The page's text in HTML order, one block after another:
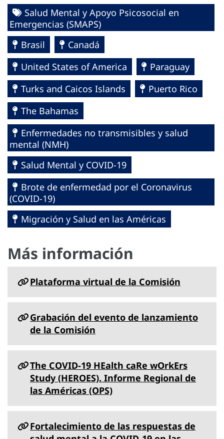
Salud Mental y Apoyo Psicosocial en
Emergencias (SMAPS)
Brasil
Canadá
United States of America
Paraguay
Turks and Caicos Islands
Puerto Rico
The Bahamas
Enfermedades no transmisibles y salud
mental (NMH)
Salud Mental y COVID-19
Brote de enfermedad por el Coronavirus
(COVID-19)
Migración y Salud en las Américas
Más información
Plataforma virtual de la Comisión
Grabación del evento de lanzamiento
de la Comisión
The COVID-19 HEalth caRe wOrkErs
Study (HEROES). Informe Regional de
las Américas (OPS)
Fortalecimiento de las respuestas de